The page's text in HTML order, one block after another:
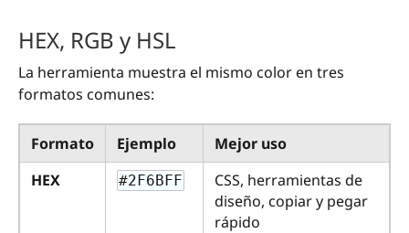
HEX, RGB y HSL
La herramienta muestra el mismo color en tres
formatos comunes:
Formato Ejemplo
Mejor uso
HEX
#2F6BFF
CSS, herramientas de
diseño, copiar y pegar
rápido